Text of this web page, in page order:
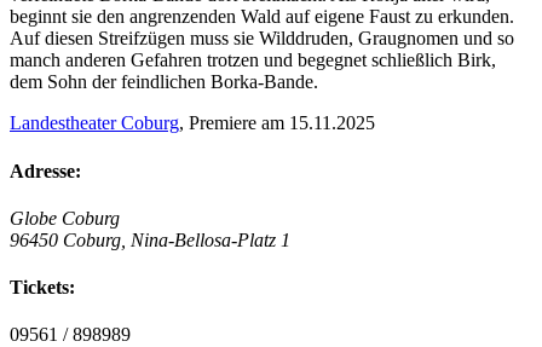
beginnt sie den angrenzenden Wald auf eigene Faust zu erkunden.
Auf diesen Streifzügen muss sie Wilddruden, Graugnomen und so
manch anderen Gefahren trotzen und begegnet schließlich Birk,
dem Sohn der feindlichen Borka-Bande.
Landestheater Coburg, Premiere am 15.11.2025
Adresse:
Globe Coburg
96450 Coburg, Nina-Bellosa-Platz 1
Tickets:
09561 / 898989